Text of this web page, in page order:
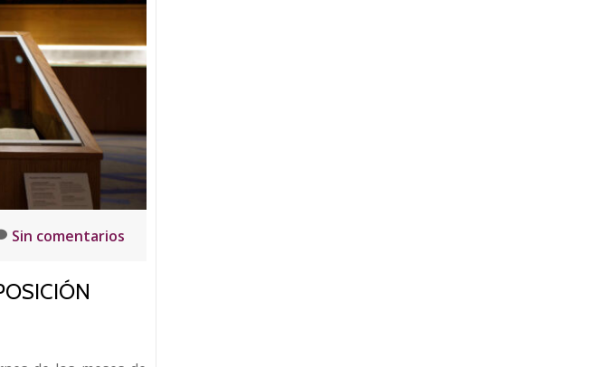
Suero
de
Quiñones.
Más
allá
de
leyenda’
Sin comentarios